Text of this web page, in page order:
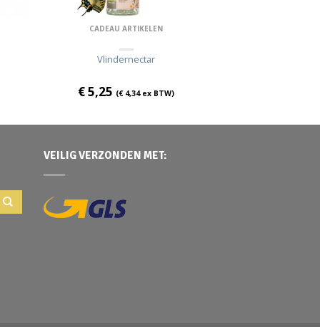
CADEAU ARTIKELEN
Vlindernectar
€5,25 (€4,34ex BTW)
VEILIG VERZONDEN MET: